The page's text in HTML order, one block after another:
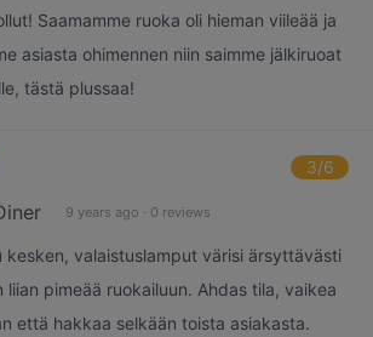
Saamamme ruoka oli hieman viileää ja
asiasta ohimennen niin saimme jälkiruoat
tästä plussaa!
3/6
9 years ago · 0 reviews
kesken, valaistuslamput värisi ärsyttävästi
liian pimeää ruokailuun. Ahdas tila, vaikea
että hakkaa selkään toista asiakasta.